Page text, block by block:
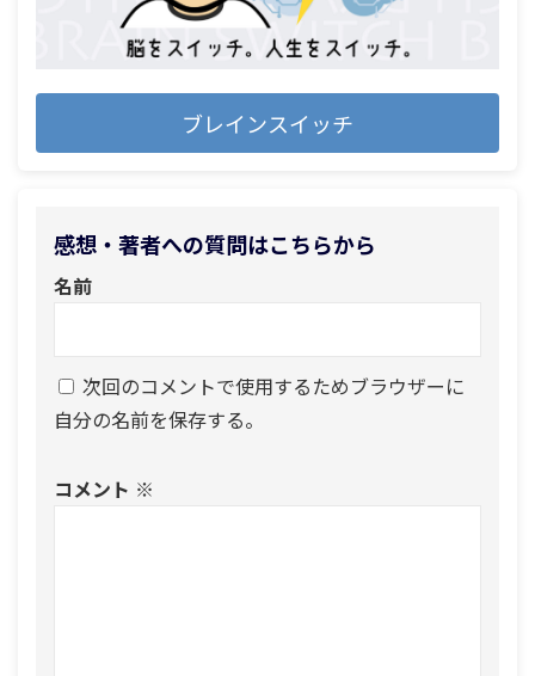
ブレインスイッチ
感想・著者への質問はこちらから
名前
次回のコメントで使用するためブラウザーに
自分の名前を保存する。
コメント ※